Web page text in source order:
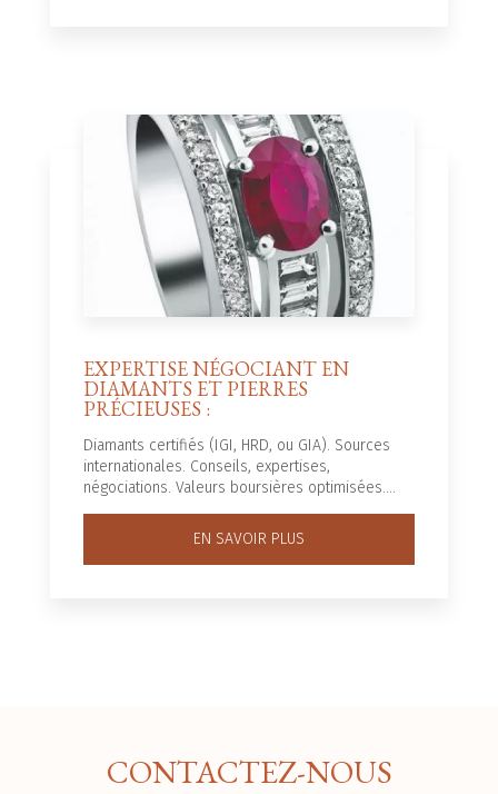
EXPERTISE NÉGOCIANT EN
DIAMANTS ET PIERRES
PRÉCIEUSES :
Diamants certifiés (IGI, HRD, ou GIA). Sources
internationales. Conseils, expertises,
négociations. Valeurs boursières optimisées....
EN SAVOIR PLUS
CONTACTEZ-NOUS